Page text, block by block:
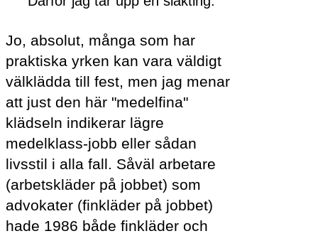
Jo, absolut, många som har
praktiska yrken kan vara väldigt
välklädda till fest, men jag menar
att just den här "medelfina"
klädseln indikerar lägre
medelklass-jobb eller sådan
livsstil i alla fall. Såväl arbetare
(arbetskläder på jobbet) som
advokater (finkläder på jobbet)
hade 1986 både finkläder och